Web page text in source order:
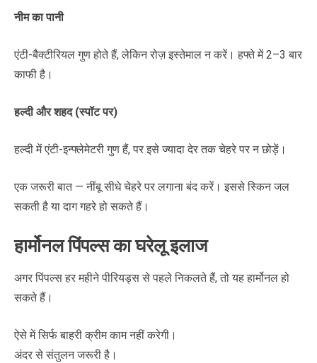
नीम का पानी
एंटी-बैक्टीरियल गुण होते हैं, लेकिन रोज़ इस्तेमाल न करें। हफ्ते में 2–3 बार
काफी है।
हल्दी और शहद (स्पॉट पर)
हल्दी में एंटी-इन्फ्लेमेटरी गुण हैं, पर इसे ज्यादा देर तक चेहरे पर न छोड़ें।
एक जरूरी बात — नींबू सीधे चेहरे पर लगाना बंद करें। इससे स्किन जल
सकती है या दाग गहरे हो सकते हैं।
हार्मोनल पिंपल्स का घरेलू इलाज
अगर पिंपल्स हर महीने पीरियड्स से पहले निकलते हैं, तो यह हार्मोनल हो
सकते हैं।
ऐसे में सिर्फ बाहरी क्रीम काम नहीं करेगी।
अंदर से संतुलन जरूरी है।